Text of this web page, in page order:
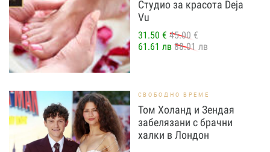
Студио за красота Deja
Vu
31.50 € 45.00 €
61.61 лв 88.01 лв
СВОБОДНО ВРЕМЕ
Том Холанд и Зендая
забелязани с брачни
халки в Лондон